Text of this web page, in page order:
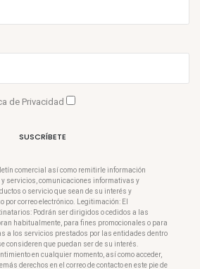
de Privacidad
SUSCRÍBETE
comercial así como remitirle información
servicios, comunicaciones informativas y
o servicio que sean de su interés y
por correo electrónico. Legitimación: El
Podrán ser dirigidos o cedidos a las
habitualmente, para fines promocionales o para
a los servicios prestados por las entidades dentro
consideren que puedan ser de su interés.
en cualquier momento, así como acceder,
derechos en el correo de contacto en este pie de